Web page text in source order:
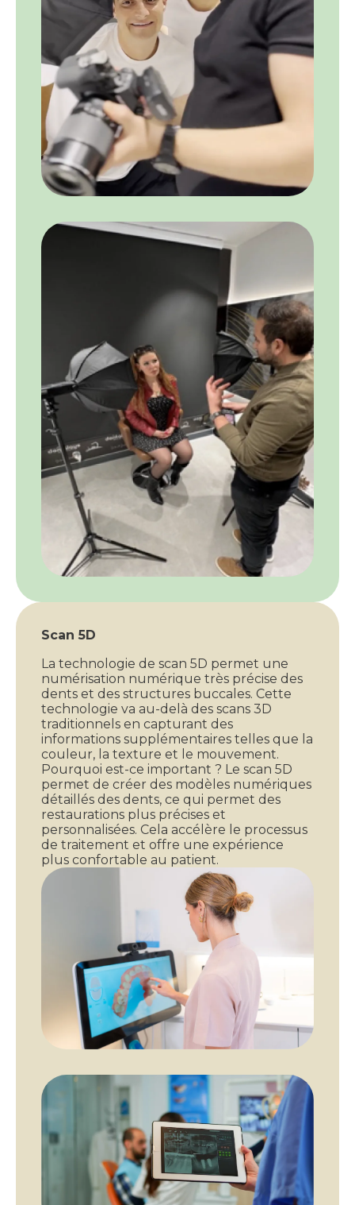
Scan 5D
La technologie de scan 5D permet une
numérisation numérique très précise des
dents et des structures buccales. Cette
technologie va au-delà des scans 3D
traditionnels en capturant des
informations supplémentaires telles que la
couleur, la texture et le mouvement.
Pourquoi est-ce important ? Le scan 5D
permet de créer des modèles numériques
détaillés des dents, ce qui permet des
restaurations plus précises et
personnalisées. Cela accélère le processus
de traitement et offre une expérience
plus confortable au patient.